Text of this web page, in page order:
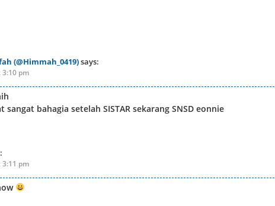
(@Himmah_0419)says:
3:10 pm
bahagia setelah SISTAR sekarang SNSD eonnie
3:11 pm